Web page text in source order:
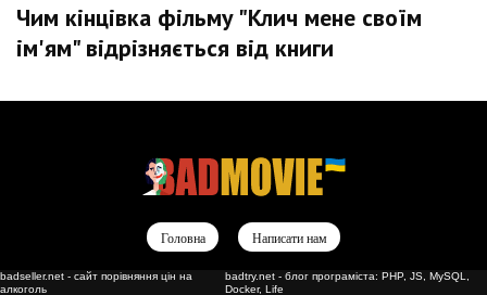
Чим кінцівка фільму "Клич мене своїм
ім'ям" відрізняється від книги
Головна Написати нам
badseller.net - сайт порівняння цін на
алкоголь
badtry.net - блог програміста: PHP, JS, MySQL,
Docker, Life